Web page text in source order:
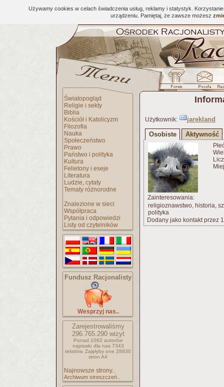
Używamy cookies w celach świadczenia usług, reklamy i statystyk.
urządzeniu. Pamiętaj, że zawsze możesz
Światopogląd
Religie i sekty
Biblia
Kościół i Katolicyzm
Filozofia
Nauka
Społeczeństwo
Prawo
Państwo i polityka
Kultura
Felietony i eseje
Literatura
Ludzie, cytaty
Tematy różnorodne
Znalezione w sieci
Współpraca
Pytania i odpowiedzi
Listy od czytelników
Fundusz Racjonalisty
Wesprzyj nas..
Zarejestrowaliśmy
296.765.290wizyt
Ponad 1062 autorów
napisało dla nas 7343
tekstów. Zajęłyby one 28930
stron A4
Najnowsze strony..
Archiwum streszczeń..
Użytkownik:
jarekland
Osobiste
Aktywność
Zainteresowania:
religioznawstwo, historia,
polityka
Dodany jako kontakt przez